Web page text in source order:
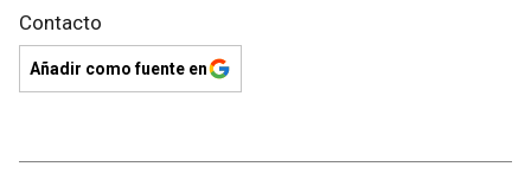
Contacto
Añadir como fuente en